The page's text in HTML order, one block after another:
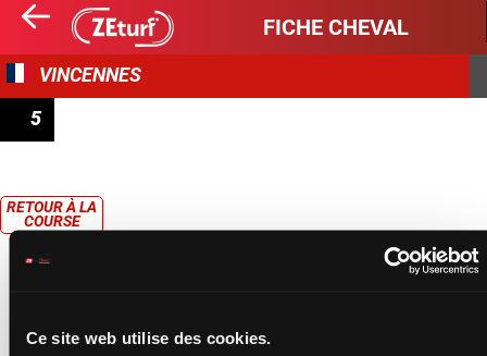
Ce site web utilise des cookies.
FICHE CHEVAL
VINCENNES
5
RETOUR À LA
COURSE